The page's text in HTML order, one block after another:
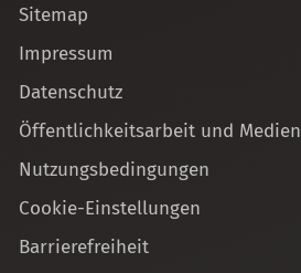
Sitemap
Impressum
Datenschutz
Öffentlichkeitsarbeit und Medien
Nutzungsbedingungen
Cookie-Einstellungen
Barrierefreiheit